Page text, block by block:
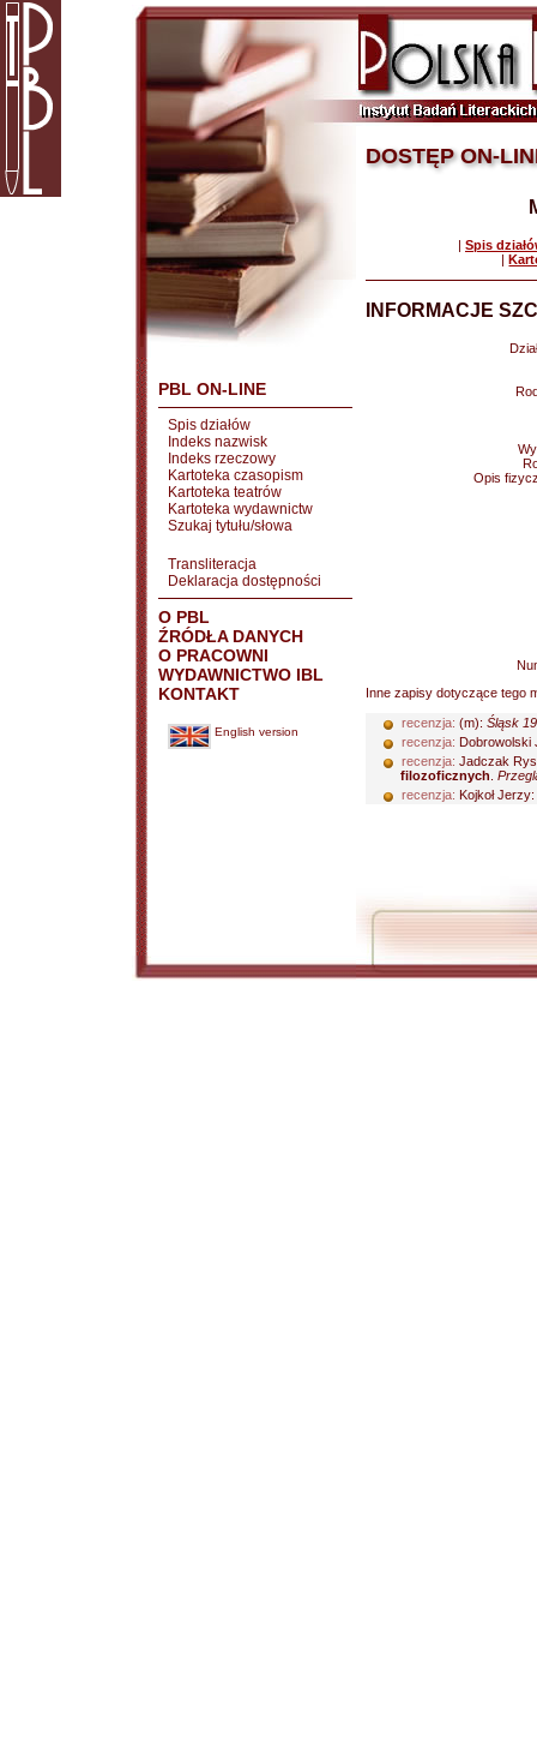
PBL ON-LINE
Spis działów
Indeks nazwisk
Indeks rzeczowy
Kartoteka czasopism
Kartoteka teatrów
Kartoteka wydawnictw
Szukaj tytułu/słowa
Transliteracja
Deklaracja dostępności
O PBL
ŹRÓDŁA DANYCH
O PRACOWNI
WYDAWNICTWO IBL
KONTAKT
English version
DOSTĘP ON-
| Spis
|
INFORMACJE
Opis
Inne zapisy dotyczące tego
recenzja: (m): Śląsk
recenzja: Dobrowolski
recenzja: Jadczak
filozoficznych
recenzja: Kojkoł Jerzy: